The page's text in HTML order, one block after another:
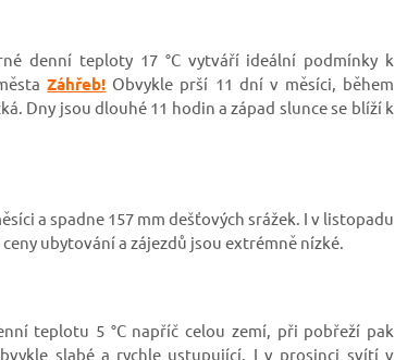
denní teploty 17 °C vytváří ideální podmínky k
Záhřeb! Obvykle prší 11 dní v měsíci, během
Dny jsou dlouhé 11 hodin a západ slunce se blíží k
a spadne 157 mm dešťových srážek. I v listopadu
ceny ubytování a zájezdů jsou extrémně nízké.
teplotu 5 °C napříč celou zemí, při pobřeží pak
slabé a rychle ustupující. I v prosinci svítí v